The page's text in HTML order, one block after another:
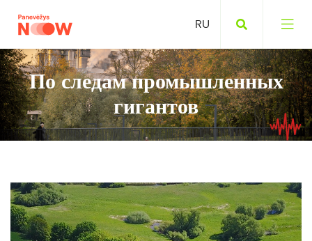
По следам промышленных
гигантов